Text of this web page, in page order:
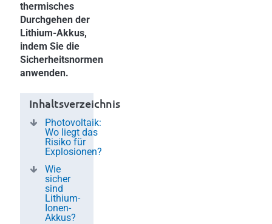
thermisches
Durchgehen der
Lithium-Akkus,
indem Sie die
Sicherheitsnormen
anwenden.
Inhaltsverzeichnis
Photovoltaik:
Wo liegt das
Risiko für
Explosionen?
Wie
sicher
sind
Lithium-
Ionen-
Akkus?